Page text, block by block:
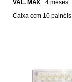
VAL. MAX
4 meses
Caixa com 10